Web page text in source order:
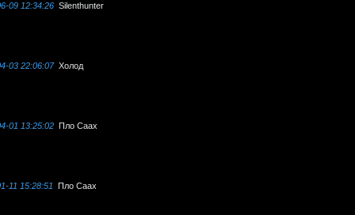
09 12:34:26 Silenthunter
03 22:06:07 Холод
01 13:25:02 Пло Саах
11 15:28:51 Пло Саах